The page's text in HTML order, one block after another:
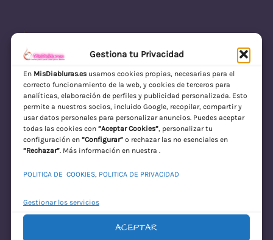
Gestiona tu Privacidad
En MisDiabluras.esusamos cookies propias, necesarias para el
correcto funcionamiento de la web, y cookies de terceros para
analíticas, elaboración de perfiles y publicidad personalizada. Esto
permite a nuestros socios, incluido Google, recopilar, compartir y
usar datos personales para personalizar anuncios. Puedes aceptar
todas las cookies con “Aceptar Cookies”, personalizar tu
configuración en “Configurar”o rechazar las no esenciales en
“Rechazar”. Más información en nuestra .
POLITICA DE COOKIES, POLITICA DE PRIVACIDAD
Gestionar los servicios
ACEPTAR
MisDiabluras | Sexshop Online con Envío
Discreto en España
Acceder